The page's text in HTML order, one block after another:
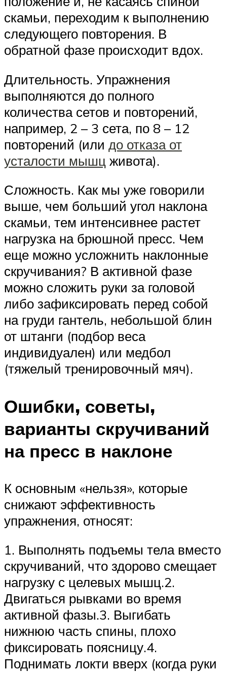
скамьи, переходим к выполнению
следующего повторения. В
обратной фазе происходит вдох.
Длительность. Упражнения
выполняются до полного
количества сетов и повторений,
например, 2 – 3 сета, по 8 – 12
повторений (или до отказа от
усталости мышц живота).
Сложность. Как мы уже говорили
выше, чем больший угол наклона
скамьи, тем интенсивнее растет
нагрузка на брюшной пресс. Чем
еще можно усложнить наклонные
скручивания? В активной фазе
можно сложить руки за головой
либо зафиксировать перед собой
на груди гантель, небольшой блин
от штанги (подбор веса
индивидуален) или медбол
(тяжелый тренировочный мяч).
Ошибки, советы,
варианты скручиваний
на пресс в наклоне
К основным «нельзя», которые
снижают эффективность
упражнения, относят:
1. Выполнять подъемы тела вместо
скручиваний, что здорово смещает
нагрузку с целевых мышц.2.
Двигаться рывками во время
активной фазы.3. Выгибать
нижнюю часть спины, плохо
фиксировать поясницу.4.
Поднимать локти вверх (когда руки